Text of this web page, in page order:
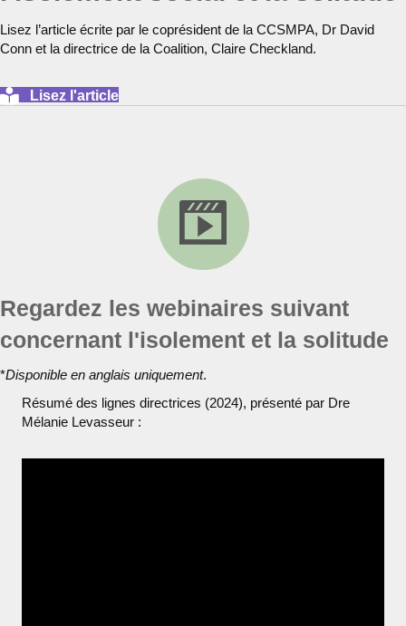
Lisez l’article écrite par le coprésident de la CCSMPA, Dr David
Conn et la directrice de la Coalition, Claire Checkland.
Lisez l'article
Regardez les webinaires suivant
concernant l'isolement et la solitude
*Disponible en anglais uniquement.
Résumé des lignes directrices (2024), présenté par Dre
Mélanie Levasseur :